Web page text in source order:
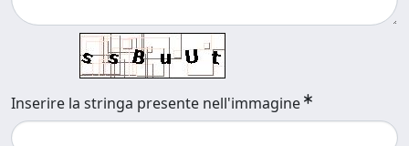
Inserire la stringa presente nell'immagine